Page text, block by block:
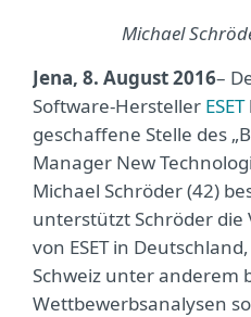
Michael
Jena, 8. August 2016–
Software-Hersteller ESET
geschaffene Stelle des
Manager New
Michael Schröder (42)
unterstützt Schröder
von ESET in
Schweiz unter anderem
Wettbewerbsanalysen